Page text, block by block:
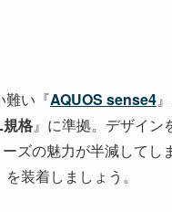
難い『AQUOS sense4
規格』に準拠。デザイン
ズの魅力が半減してし
を装着しましょう。